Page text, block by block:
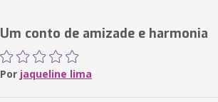
Um conto de amizade e harmonia
Por jaqueline lima